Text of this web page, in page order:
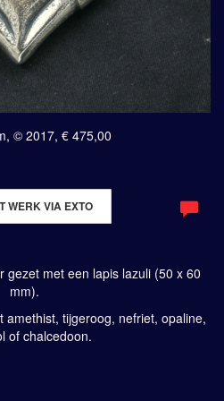
© 2017, € 475,00
WERK VIA EXTO
gezet met een lapis lazuli (50 x 60
mm).
amethist, tijgeroog, nefriet, opaline,
of chalcedoon.